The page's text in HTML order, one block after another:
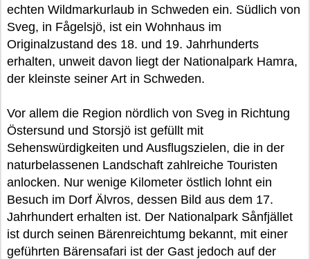
echten Wildmarkurlaub in Schweden ein. Südlich von
Sveg, in Fågelsjö, ist ein Wohnhaus im
Originalzustand des 18. und 19. Jahrhunderts
erhalten, unweit davon liegt der Nationalpark Hamra,
der kleinste seiner Art in Schweden.
Vor allem die Region nördlich von Sveg in Richtung
Östersund und Storsjö ist gefüllt mit
Sehenswürdigkeiten und Ausflugszielen, die in der
naturbelassenen Landschaft zahlreiche Touristen
anlocken. Nur wenige Kilometer östlich lohnt ein
Besuch im Dorf Älvros, dessen Bild aus dem 17.
Jahrhundert erhalten ist. Der Nationalpark Sånfjället
ist durch seinen Bärenreichtumg bekannt, mit einer
geführten Bärensafari ist der Gast jedoch auf der